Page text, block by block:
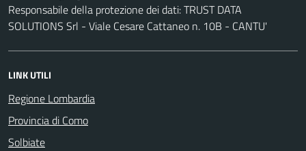
Responsabile della protezione dei dati: TRUST DATA
SOLUTIONS Srl - Viale Cesare Cattaneo n. 10B - CANTU'
LINK UTILI
Regione Lombardia
Provincia di Como
Solbiate